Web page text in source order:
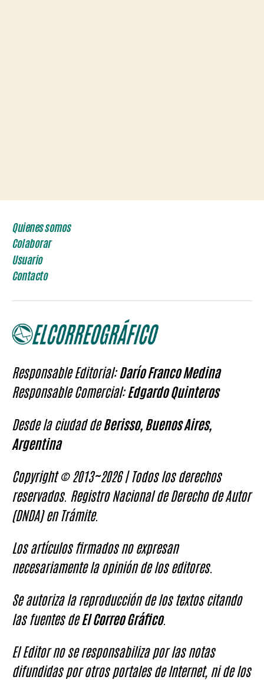
Quienes somos
Colaborar
Usuario
Contacto
Responsable Editorial:Darío Franco Medina
Responsable Comercial:Edgardo Quinteros
Desde la ciudad deBerisso, Buenos Aires,
Argentina
Copyright © 2013~2026 | Todos los derechos
reservados. Registro Nacional de Derecho de Autor
(DNDA) en Trámite.
Los artículos firmados no expresan
necesariamente la opinión de los editores.
Se autoriza la reproducción de los textos citando
las fuentes deEl Correo Gráfico.
El Editor no se responsabiliza por las notas
difundidas por otros portales de Internet, ni de los